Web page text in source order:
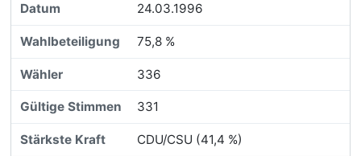
24.03.1996
75,8 %
336
331
CDU/CSU (41,4 %)